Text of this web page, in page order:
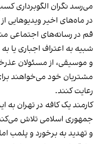
می‌رسد نگران الگوبرداری
در ماه‌های اخیر ویدیوهایی
قم در رسانه‌های اجتماعی
شبیه به اعتراف اجباری یا
و موسیقی، از مسئولان
مشتریان خود می‌خواهند
رعایت کنند.
کارمند یک کافه در تهران به
جمهوری اسلامی تلاش
و تهدید به برخورد و پلمب